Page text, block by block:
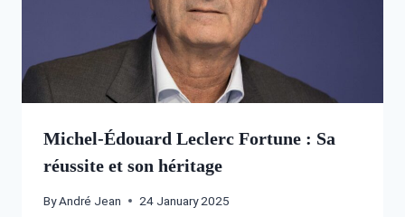
Michel-Édouard Leclerc Fortune : Sa
réussite et son héritage
ByAndré Jean 24 January 2025